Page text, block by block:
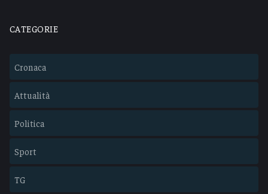
CATEGORIE
Cronaca
Attualità
Politica
Sport
TG